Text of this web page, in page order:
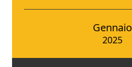
Gennaio
2025